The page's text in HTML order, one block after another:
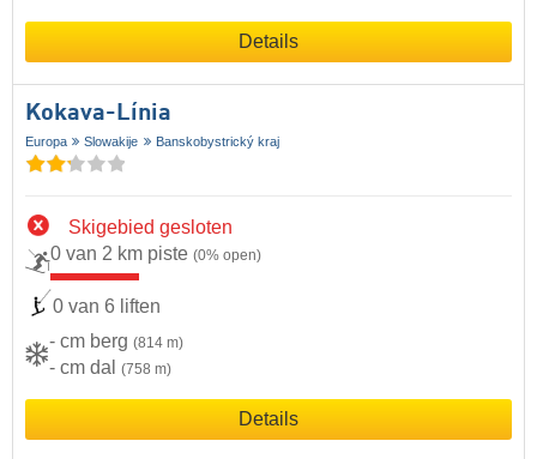
Details
Kokava-Línia
Europa Slowakije Banskobystrický kraj
Skigebied gesloten
0 van 2 km piste (0% open)
0 van 6 liften
- cm berg (814 m)
- cm dal (758 m)
Details